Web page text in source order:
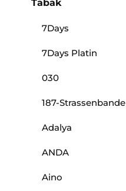
Tabak
7Days
7Days Platin
030
187-Strassenbande
Adalya
ANDA
Aino